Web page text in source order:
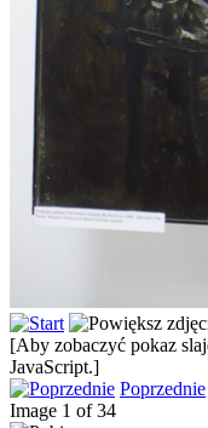
[Aby zobaczyć pokaz
JavaScript.]
Poprzednie
Image 1 of 34